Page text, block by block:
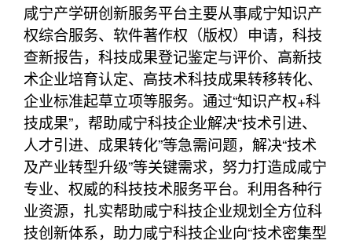
咸宁产学研创新服务平台主要从事咸宁知识产
权综合服务、软件著作权（版权）申请，科技
查新报告，科技成果登记鉴定与评价、高新技
术企业培育认定、高技术科技成果转移转化、
企业标准起草立项等服务。通过“知识产权+科
技成果”，帮助咸宁科技企业解决“技术引进、
人才引进、成果转化”等急需问题，解决“技术
及产业转型升级”等关键需求，努力打造成咸宁
专业、权威的科技技术服务平台。利用各种行
业资源，扎实帮助咸宁科技企业规划全方位科
技创新体系，助力咸宁科技企业向“技术密集型